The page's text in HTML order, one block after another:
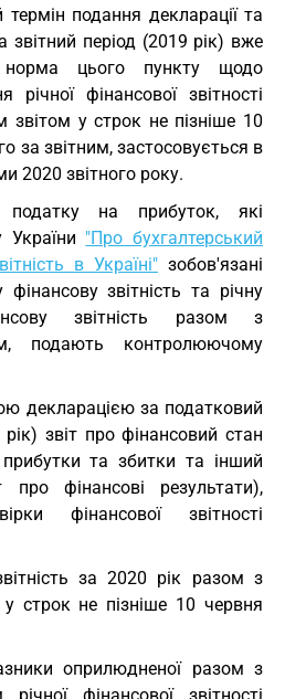
подання декларації та
звітний період (2019 рік) вже
цього пункту щодо
річної фінансової звітності
у строк не пізніше 10
за звітним, застосовується в
2020 звітного року.
податку на прибуток, які
України "Про бухгалтерський
в Україні" зобов'язані
звітність та річну
звітність разом з
подають контролюючому
декларацією за податковий
звіт про фінансовий стан
та збитки та інший
про фінансові результати),
фінансової звітності
за 2020 рік разом з
строк не пізніше 10 червня
оприлюдненої разом з